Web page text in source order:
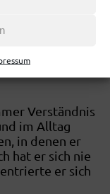
Direktheit
wenn er für
Verständnis
im Alltag
in denen er
hat er sich nie
er sich